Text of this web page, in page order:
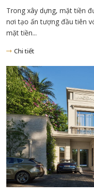
Trong xây dựng, mặt tiền
nơi tạo ấn tượng đầu tiên
mặt tiền...
Chi tiết